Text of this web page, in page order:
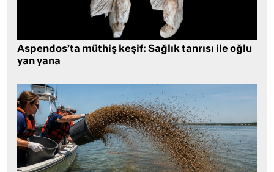
Aspendos’ta müthiş keşif: Sağlık tanrısı ile oğlu
yan yana